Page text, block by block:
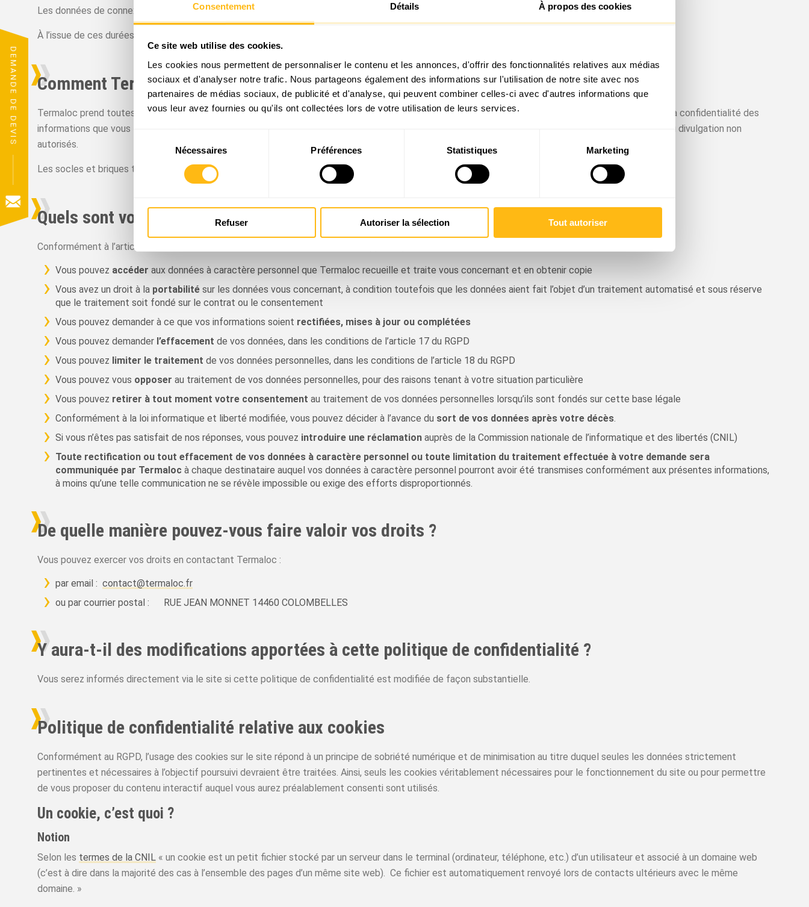
Consentement Détails À propos des cookies
Ce site web utilise des cookies.
Les cookies nous permettent de personnaliser le contenu et les annonces, d'offrir des fonctionnalités relatives aux médias
sociaux et d'analyser notre trafic. Nous partageons également des informations sur l'utilisation de notre site avec nos
partenaires de médias sociaux, de publicité et d'analyse, qui peuvent combiner celles-ci avec d'autres informations que
vous leur avez fournies ou qu'ils ont collectées lors de votre utilisation de leurs services.
consentement
Nécessaires Préférences Statistiques Marketing
Refuser Autoriser la sélection Tout autoriser
Les données de connexion (adresse IP, date et heure de connexion, etc.), quant à elles, sont conservées pendant une durée maximale de 12 mois.
À l’issue de ces durées, les données sont anonymisées ou supprimées.
Comment Termaloc garantie la sécurité de vos données ?
Termaloc prend toutes les mesures organisationnelles et techniques appropriées ainsi que toutes les précautions utiles pour préserver la sécurité et la confidentialité des
informations que vous lui confiez, notamment contre toute perte accidentelle, déformation, altération et contre tout accès, utilisation, modification ou divulgation non
autorisés.
Les socles et briques techniques ainsi que les librairies sont régulièrement mises à jour notamment dans l’objectif de corriger d’éventuelles failles.
Quels sont vos droits ?
Conformément à l’article 13 et aux articles 15 à 22 du RGPD, Termaloc vous rappelle que :
Vous pouvez accéder aux données à caractère personnel que Termaloc recueille et traite vous concernant et en obtenir copie
Vous avez un droit à la portabilité sur les données vous concernant, à condition toutefois que les données aient fait l’objet d’un traitement automatisé et sous réserve
que le traitement soit fondé sur le contrat ou le consentement
Vous pouvez demander à ce que vos informations soient rectifiées, mises à jour ou complétées
Vous pouvez demander l’effacement de vos données, dans les conditions de l’article 17 du RGPD
Vous pouvez limiter le traitement de vos données personnelles, dans les conditions de l’article 18 du RGPD
Vous pouvez vous opposer au traitement de vos données personnelles, pour des raisons tenant à votre situation particulière
Vous pouvez retirer à tout moment votre consentement au traitement de vos données personnelles lorsqu’ils sont fondés sur cette base légale
Conformément à la loi informatique et liberté modifiée, vous pouvez décider à l’avance du sort de vos données après votre décès.
Si vous n’êtes pas satisfait de nos réponses, vous pouvez introduire une réclamation auprès de la Commission nationale de l’informatique et des libertés (CNIL)
Toute rectification ou tout effacement de vos données à caractère personnel ou toute limitation du traitement effectuée à votre demande sera
communiquée par Termaloc à chaque destinataire auquel vos données à caractère personnel pourront avoir été transmises conformément aux présentes informations,
à moins qu’une telle communication ne se révèle impossible ou exige des efforts disproportionnés.
De quelle manière pouvez-vous faire valoir vos droits ?
Vous pouvez exercer vos droits en contactant Termaloc :
par email : contact@termaloc.fr
ou par courrier postal : RUE JEAN MONNET 14460 COLOMBELLES
Y aura-t-il des modifications apportées à cette politique de confidentialité ?
Vous serez informés directement via le site si cette politique de confidentialité est modifiée de façon substantielle.
Politique de confidentialité relative aux cookies
Conformément au RGPD, l’usage des cookies sur le site répond à un principe de sobriété numérique et de minimisation au titre duquel seules les données strictement
pertinentes et nécessaires à l’objectif poursuivi devraient être traitées. Ainsi, seuls les cookies véritablement nécessaires pour le fonctionnement du site ou pour permettre
de vous proposer du contenu interactif auquel vous aurez préalablement consenti sont utilisés.
Un cookie, c’est quoi ?
Notion
Selon les termes de la CNIL « un cookie est un petit fichier stocké par un serveur dans le terminal (ordinateur, téléphone, etc.) d’un utilisateur et associé à un domaine web
(c’est à dire dans la majorité des cas à l’ensemble des pages d’un même site web). Ce fichier est automatiquement renvoyé lors de contacts ultérieurs avec le même
domaine. »
DEMANDE DE DEVIS